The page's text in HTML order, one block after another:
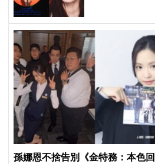
孫娜恩不捨告別《金特務：本色回